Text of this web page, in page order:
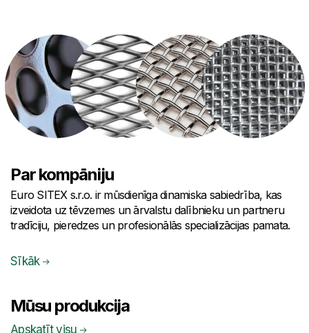
Par kompāniju
Euro SITEX s.r.o. ir mūsdienīga dinamiska sabiedrība, kas
izveidota uz tēvzemes un ārvalstu dalībnieku un partneru
tradīciju, pieredzes un profesionālās specializācijas pamata.
Sīkāk
Mūsu produkcija
Apskatīt visu